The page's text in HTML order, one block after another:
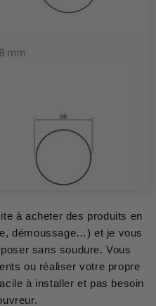
à acheter des produits en
démoussage…) et je vous
sans soudure. Vous
ou réaliser votre propre
à installer et pas besoin